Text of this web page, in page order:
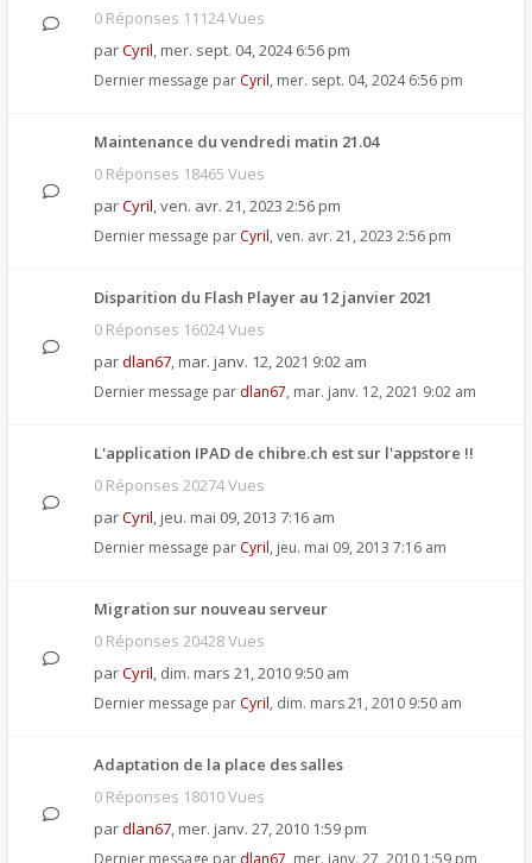
0 Réponses 11124 Vues
parCyril, mer. sept. 04, 2024 6:56 pm
Dernier message par Cyril, mer. sept. 04, 2024 6:56 pm
Maintenance du vendredi matin 21.04
0 Réponses 18465 Vues
parCyril,ven. avr. 21, 2023 2:56 pm
Dernier message par Cyril, ven. avr. 21, 2023 2:56 pm
Disparition du Flash Player au 12 janvier 2021
0 Réponses 16024 Vues
pardlan67, mar. janv. 12, 2021 9:02 am
Dernier message par dlan67, mar. janv. 12, 2021 9:02 am
L'application IPAD de chibre.ch est sur l'appstore !!
0 Réponses 20274 Vues
parCyril, jeu. mai 09, 2013 7:16 am
Dernier message par Cyril, jeu. mai 09, 2013 7:16 am
Migration sur nouveau serveur
0 Réponses 20428 Vues
parCyril, dim. mars 21, 2010 9:50 am
Dernier message par Cyril, dim. mars 21, 2010 9:50 am
Adaptation de la place des salles
0 Réponses 18010 Vues
pardlan67, mer. janv. 27, 2010 1:59 pm
Dernier message par dlan67 mer. janv. 27, 2010 1:59 pm